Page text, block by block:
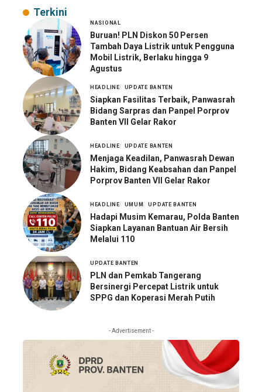
Terkini
NASIONAL
Buruan! PLN Diskon 50 Persen
Tambah Daya Listrik untuk Pengguna
Mobil Listrik, Berlaku hingga 9
Agustus
HEADLINE UPDATE BANTEN
Siapkan Fasilitas Terbaik, Panwasrah
Bidang Sarpras dan Panpel Porprov
Banten VII Gelar Rakor
HEADLINE UPDATE BANTEN
Menjaga Keadilan, Panwasrah Dewan
Hakim, Bidang Keabsahan dan Panpel
Porprov Banten VII Gelar Rakor
HEADLINE UMUM UPDATE BANTEN
Hadapi Musim Kemarau, Polda Banten
Siapkan Layanan Bantuan Air Bersih
Melalui 110
UPDATE BANTEN
PLN dan Pemkab Tangerang
Bersinergi Percepat Listrik untuk
SPPG dan Koperasi Merah Putih
- Advertisement -